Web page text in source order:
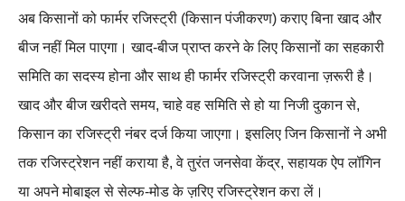
अब किसानों को फार्मर रजिस्ट्री (किसान पंजीकरण) कराए बिना खाद और
बीज नहीं मिल पाएगा। खाद-बीज प्राप्त करने के लिए किसानों का सहकारी
समिति का सदस्य होना और साथ ही फार्मर रजिस्ट्री करवाना ज़रूरी है।
खाद और बीज खरीदते समय, चाहे वह समिति से हो या निजी दुकान से,
किसान का रजिस्ट्री नंबर दर्ज किया जाएगा। इसलिए जिन किसानों ने अभी
तक रजिस्ट्रेशन नहीं कराया है, वे तुरंत जनसेवा केंद्र, सहायक ऐप लॉगिन
या अपने मोबाइल से सेल्फ-मोड के ज़रिए रजिस्ट्रेशन करा लें।